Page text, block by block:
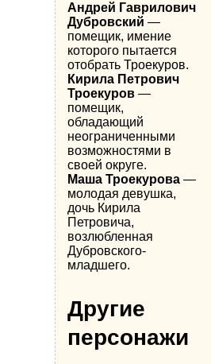
Андрей Гаврилович
Дубровский —
помещик, имение
которого пытается
отобрать Троекуров.
Кирила Петрович
Троекуров —
помещик,
обладающий
неограниченными
возможностями в
своей округе.
Маша Троекурова —
молодая девушка,
дочь Кирила
Петровича,
возлюбленная
Дубровского-
младшего.
Другие
персонажи